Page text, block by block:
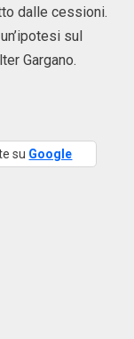
dalle cessioni.
sul
Gargano.
su Google